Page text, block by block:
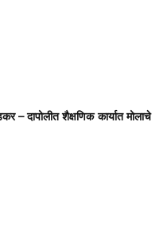
– दापोलीत शैक्षणिक कार्यात मोलाचे